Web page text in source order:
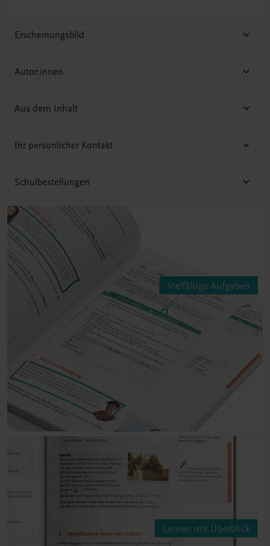
Erscheinungsbild
Autor:innen
Aus dem Inhalt
Ihr persönlicher Kontakt
Schulbestellungen